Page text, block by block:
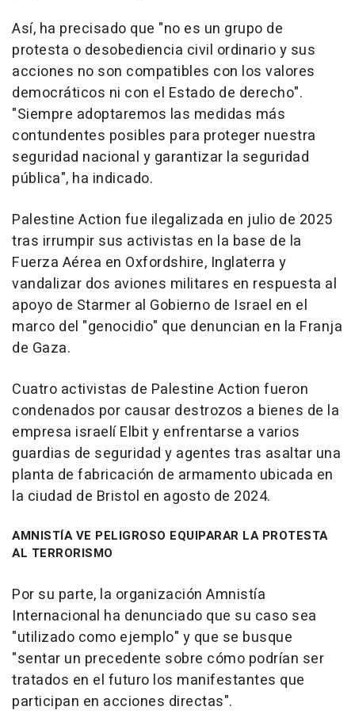
Así, ha precisado que "no es un grupo de
protesta o desobediencia civil ordinario y sus
acciones no son compatibles con los valores
democráticos ni con el Estado de derecho".
"Siempre adoptaremos las medidas más
contundentes posibles para proteger nuestra
seguridad nacional y garantizar la seguridad
pública", ha indicado.
Palestine Action fue ilegalizada en julio de 2025
tras irrumpir sus activistas en la base de la
Fuerza Aérea en Oxfordshire, Inglaterra y
vandalizar dos aviones militares en respuesta al
apoyo de Starmer al Gobierno de Israel en el
marco del "genocidio" que denuncian en la Franja
de Gaza.
Cuatro activistas de Palestine Action fueron
condenados por causar destrozos a bienes de la
empresa israelí Elbit y enfrentarse a varios
guardias de seguridad y agentes tras asaltar una
planta de fabricación de armamento ubicada en
la ciudad de Bristol en agosto de 2024.
AMNISTÍA VE PELIGROSO EQUIPARAR LA PROTESTA
AL TERRORISMO
Por su parte, la organización Amnistía
Internacional ha denunciado que su caso sea
"utilizado como ejemplo" y que se busque
"sentar un precedente sobre cómo podrían ser
tratados en el futuro los manifestantes que
participan en acciones directas".